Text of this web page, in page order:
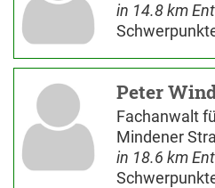
in 14.8 km
Peter
Fachanwalt
Mindener
in 18.6 km